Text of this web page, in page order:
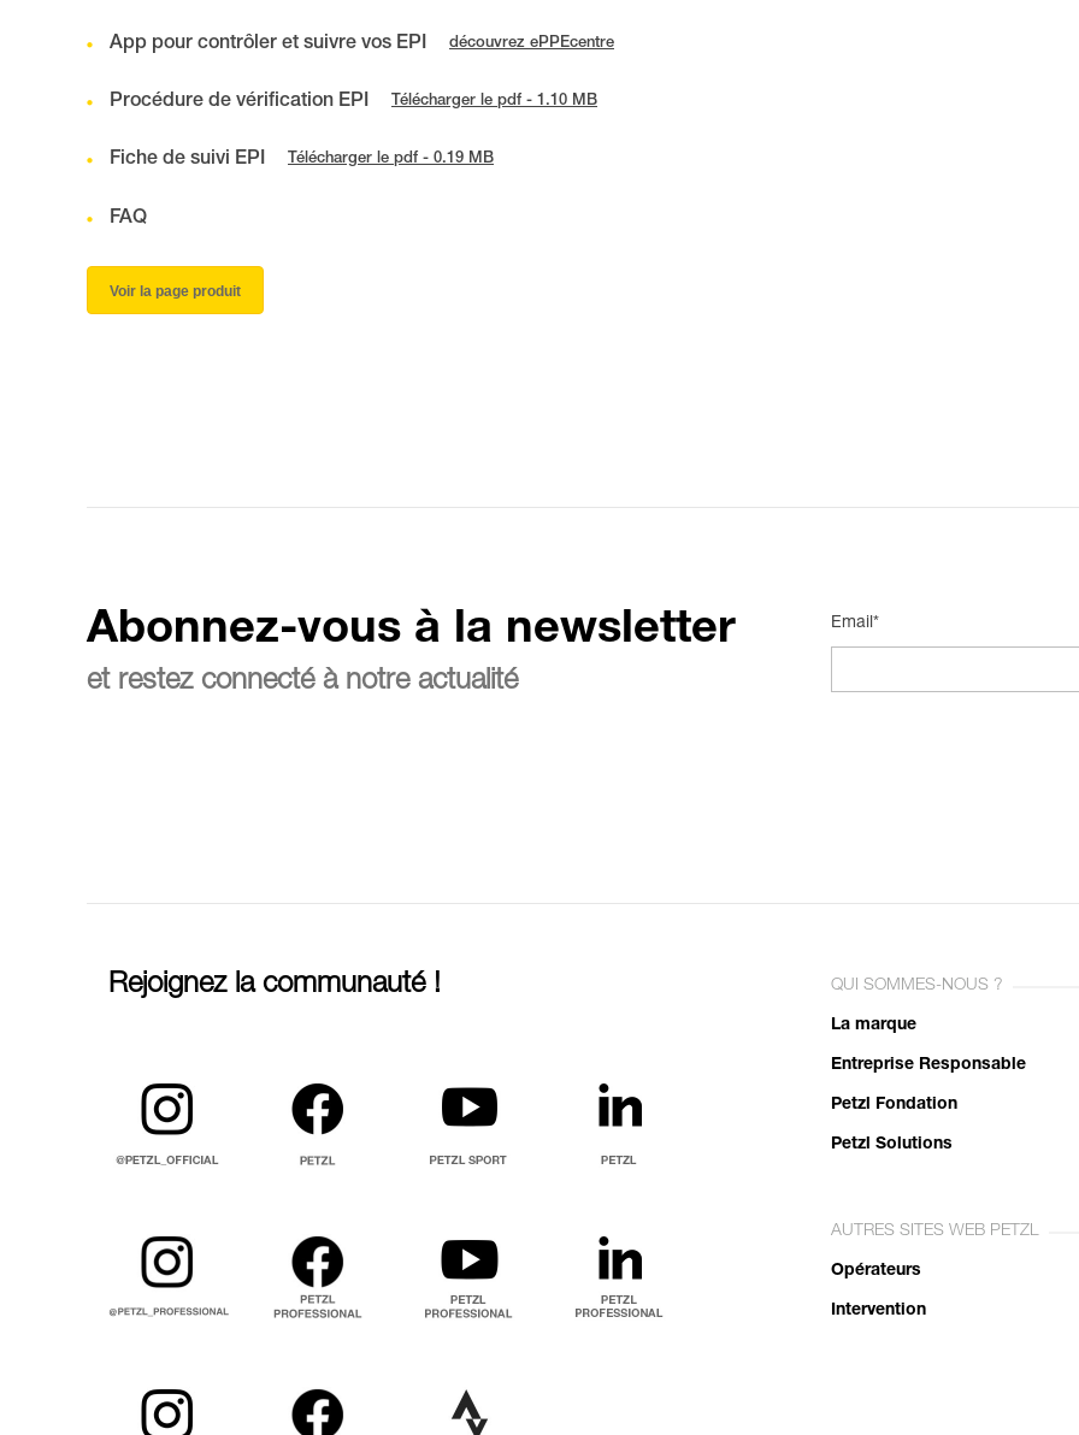
App pour contrôler et suivre vos EPI découvrez ePPEcentre
Procédure de vérification EPI Télécharger le pdf - 1.10 MB
Fiche de suivi EPI Télécharger le pdf - 0.19 MB
FAQ
Voir la page produit
Abonnez-vous à la newsletter
et restez connecté à notre actualité
Email*
Rejoignez la communauté ! QUI SOMMES-NOUS ?
La marque
Entreprise Responsable
Petzl Fondation
Petzl Solutions
AUTRES SITES WEB PETZL
Opérateurs
Intervention